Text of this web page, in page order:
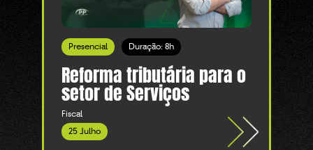
Presencial Duração: 8h
Reforma tributária para o
setor de Serviços
Fiscal
25 Julho